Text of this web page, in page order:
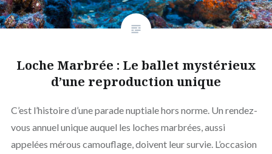
Loche Marbrée : Le ballet mystérieux
d’une reproduction unique
C’est l’histoire d’une parade nuptiale hors norme. Un rendez-
vous annuel unique auquel les loches marbrées, aussi
appelées mérous camouflage, doivent leur survie. L’occasion